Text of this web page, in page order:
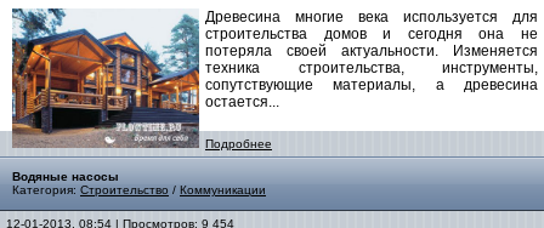
Древесина многие века используется для
строительства домов и сегодня она не
потеряла своей актуальности. Изменяется
техника строительства, инструменты,
сопутствующие материалы, а древесина
остается...
Подробнее
Водяные насосы
Категория: Строительство / Коммуникации
12-01-2013, 08:54 | Просмотров: 9 454